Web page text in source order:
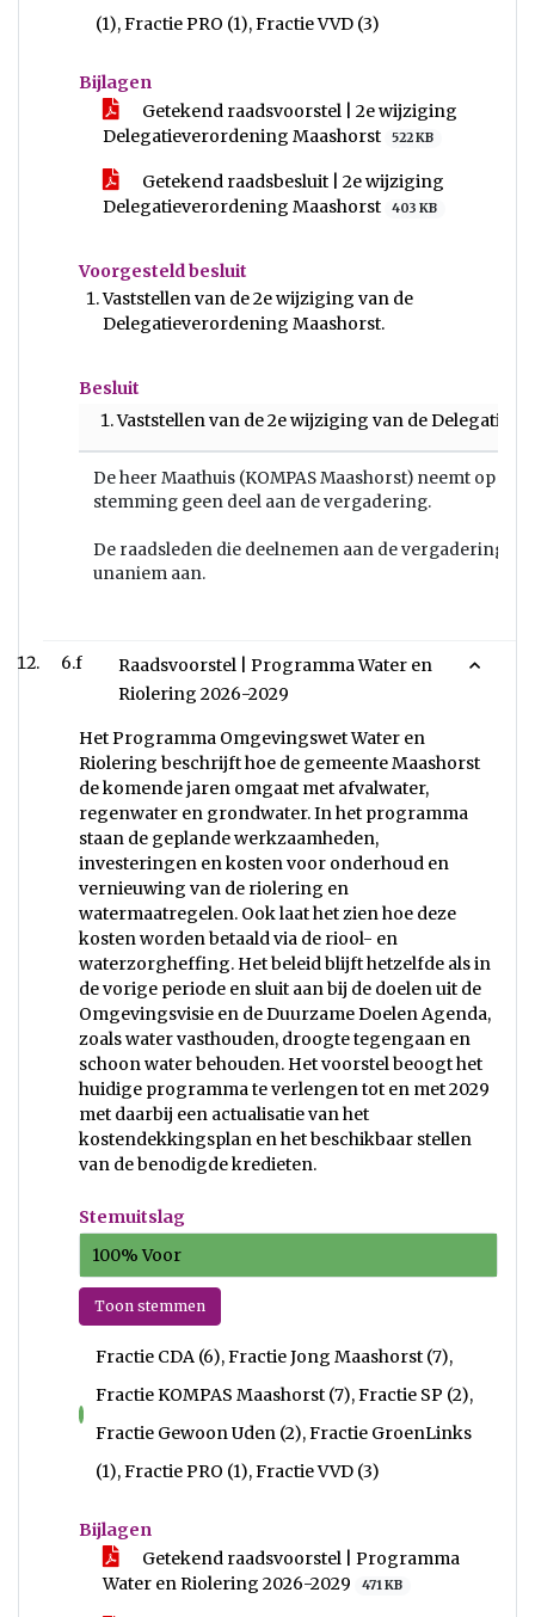
(1), Fractie PRO (1), Fractie VVD (3)
Bijlagen
Getekend raadsvoorstel | 2e wijziging
Delegatieverordening Maashorst
522 KB
Getekend raadsbesluit | 2e wijziging
Delegatieverordening Maashorst
403 KB
Voorgesteld besluit
Vaststellen van de 2e wijziging van de
Delegatieverordening Maashorst.
Besluit
Vaststellen van de 2e wijziging van de
De heer Maathuis (KOMPAS Maashorst) neemt op
stemming geen deel aan de vergadering.
De raadsleden die deelnemen aan de vergadering,
unaniem aan.
6.f
Raadsvoorstel | Programma Water en
Riolering 2026-2029
Het Programma Omgevingswet Water en
Riolering beschrijft hoe de gemeente Maashorst
de komende jaren omgaat met afvalwater,
regenwater en grondwater. In het programma
staan de geplande werkzaamheden,
investeringen en kosten voor onderhoud en
vernieuwing van de riolering en
watermaatregelen. Ook laat het zien hoe deze
kosten worden betaald via de riool- en
waterzorgheffing. Het beleid blijft hetzelfde als in
de vorige periode en sluit aan bij de doelen uit de
Omgevingsvisie en de Duurzame Doelen Agenda,
zoals water vasthouden, droogte tegengaan en
schoon water behouden. Het voorstel beoogt het
huidige programma te verlengen tot en met 2029
met daarbij een actualisatie van het
kostendekkingsplan en het beschikbaar stellen
van de benodigde kredieten.
Stemuitslag
100% Voor
Toon stemmen
voor
Fractie CDA (6), Fractie Jong Maashorst (7),
Fractie KOMPAS Maashorst (7), Fractie SP (2),
Fractie Gewoon Uden (2), Fractie GroenLinks
(1), Fractie PRO (1), Fractie VVD (3)
Bijlagen
Getekend raadsvoorstel | Programma
Water en Riolering 2026-2029
471 KB